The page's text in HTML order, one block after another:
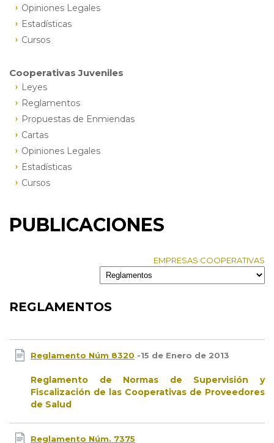
Opiniones Legales
Estadísticas
Cursos
Cooperativas Juveniles
Leyes
Reglamentos
Propuestas de Enmiendas
Cartas
Opiniones Legales
Estadísticas
Cursos
PUBLICACIONES
EMPRESAS COOPERATIVAS
REGLAMENTOS
Reglamento Núm 8320 -15 de Enero de 2013
Reglamento de Normas de Supervisión y
Fiscalización de las Cooperativas de Proveedores
de Salud
Reglamento Núm. 7375